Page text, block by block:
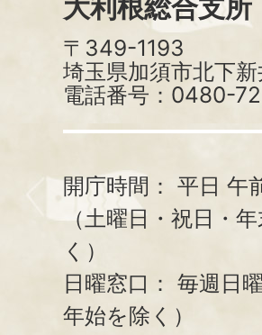
大利根総合支所
〒349-1193
埼玉県加須市北下
電話番号：0480-72-
開庁時間： 平日 午
（土曜日・祝日・
く）
日曜窓口： 毎週日
年始を除く）